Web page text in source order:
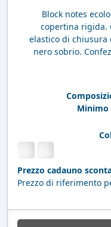
Block notes
copertina rigida.
elastico di chiusura
nero sobrio.
Minimo
Prezzo cadauno
Prezzo di riferimento